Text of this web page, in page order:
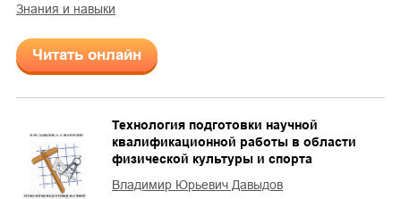
знания и навыки
Читать онлайн
Технология подготовки научной
квалификационной работы в области
физической культуры и спорта
Владимир Юрьевич Давыдов